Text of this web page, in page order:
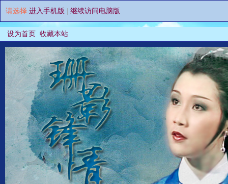
请选择 进入手机版 继续访问电脑版
设为首页 收藏本站